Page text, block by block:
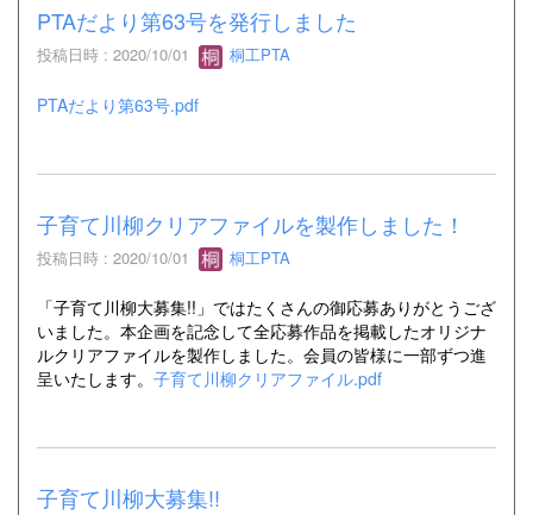
PTAだより第63号を発行しました
投稿日時 : 2020/10/01 桐工PTA
PTAだより第63号.pdf
子育て川柳クリアファイルを製作しました！
投稿日時 : 2020/10/01 桐工PTA
「子育て川柳大募集!!」ではたくさんの御応募ありがとうござ
いました。本企画を記念して全応募作品を掲載したオリジナ
ルクリアファイルを製作しました。会員の皆様に一部ずつ進
呈いたします。 子育て川柳クリアファイル.pdf
子育て川柳大募集!!